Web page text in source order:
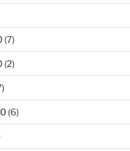
(7)
(2)
(6)